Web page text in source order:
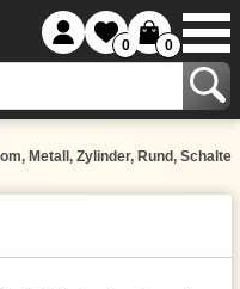
0 0
Metall, Zylinder, Rund,